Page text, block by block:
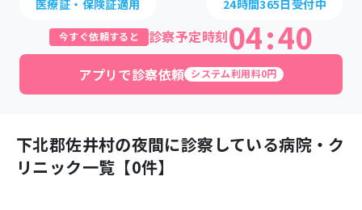
医療証・保険証適用 24時間365日受付中
今すぐ依頼すると 診察予定時刻04:40
アプリで診察依頼 システム利用料0円
下北郡佐井村の夜間に診察している病院・ク
リニック一覧【0件】